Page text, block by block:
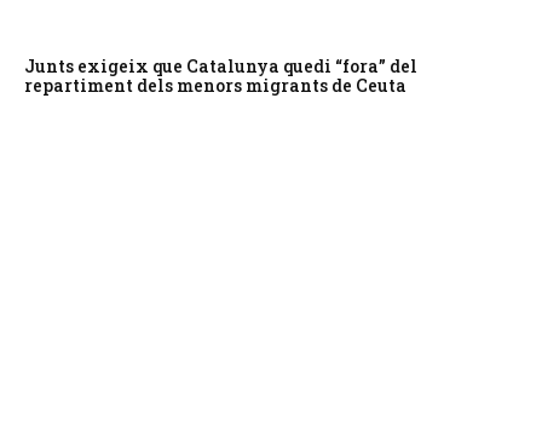
Junts exigeix que Catalunya quedi “fora” del
repartiment dels menors migrants de Ceuta